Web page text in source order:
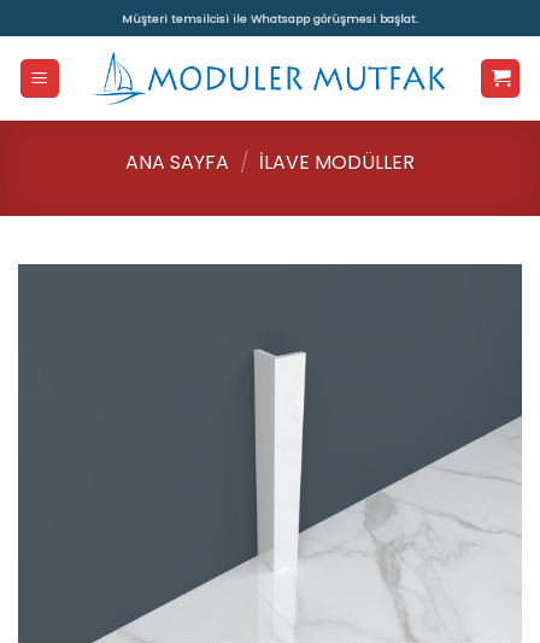
atla
Müşteri temsilcisi ile Whatsapp görüşmesi başlat.
ANA SAYFA / İLAVE MODÜLLER